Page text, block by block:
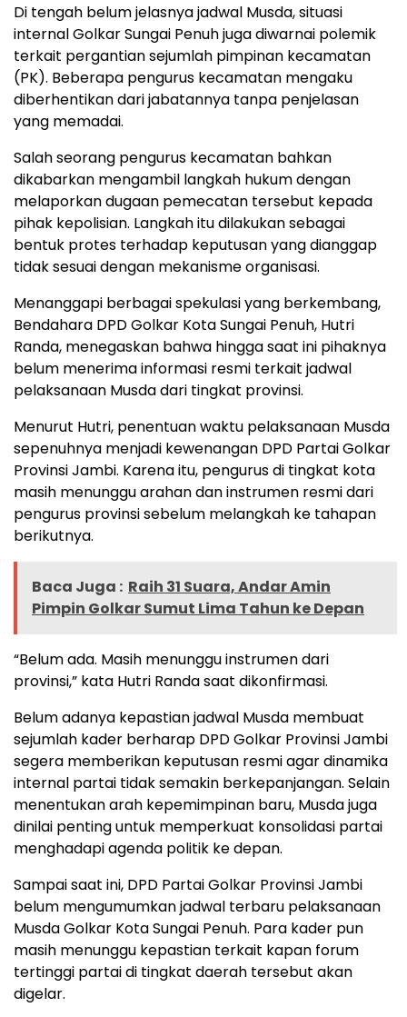
Di tengah belum jelasnya jadwal Musda, situasi
internal Golkar Sungai Penuh juga diwarnai polemik
terkait pergantian sejumlah pimpinan kecamatan
(PK). Beberapa pengurus kecamatan mengaku
diberhentikan dari jabatannya tanpa penjelasan
yang memadai.
Salah seorang pengurus kecamatan bahkan
dikabarkan mengambil langkah hukum dengan
melaporkan dugaan pemecatan tersebut kepada
pihak kepolisian. Langkah itu dilakukan sebagai
bentuk protes terhadap keputusan yang dianggap
tidak sesuai dengan mekanisme organisasi.
Menanggapi berbagai spekulasi yang berkembang,
Bendahara DPD Golkar Kota Sungai Penuh, Hutri
Randa, menegaskan bahwa hingga saat ini pihaknya
belum menerima informasi resmi terkait jadwal
pelaksanaan Musda dari tingkat provinsi.
Menurut Hutri, penentuan waktu pelaksanaan Musda
sepenuhnya menjadi kewenangan DPD Partai Golkar
Provinsi Jambi. Karena itu, pengurus di tingkat kota
masih menunggu arahan dan instrumen resmi dari
pengurus provinsi sebelum melangkah ke tahapan
berikutnya.
Baca Juga : Raih 31 Suara, Andar Amin
Pimpin Golkar Sumut Lima Tahun ke Depan
“Belum ada. Masih menunggu instrumen dari
provinsi,” kata Hutri Randa saat dikonfirmasi.
Belum adanya kepastian jadwal Musda membuat
sejumlah kader berharap DPD Golkar Provinsi Jambi
segera memberikan keputusan resmi agar dinamika
internal partai tidak semakin berkepanjangan. Selain
menentukan arah kepemimpinan baru, Musda juga
dinilai penting untuk memperkuat konsolidasi partai
menghadapi agenda politik ke depan.
Sampai saat ini, DPD Partai Golkar Provinsi Jambi
belum mengumumkan jadwal terbaru pelaksanaan
Musda Golkar Kota Sungai Penuh. Para kader pun
masih menunggu kepastian terkait kapan forum
tertinggi partai di tingkat daerah tersebut akan
digelar.